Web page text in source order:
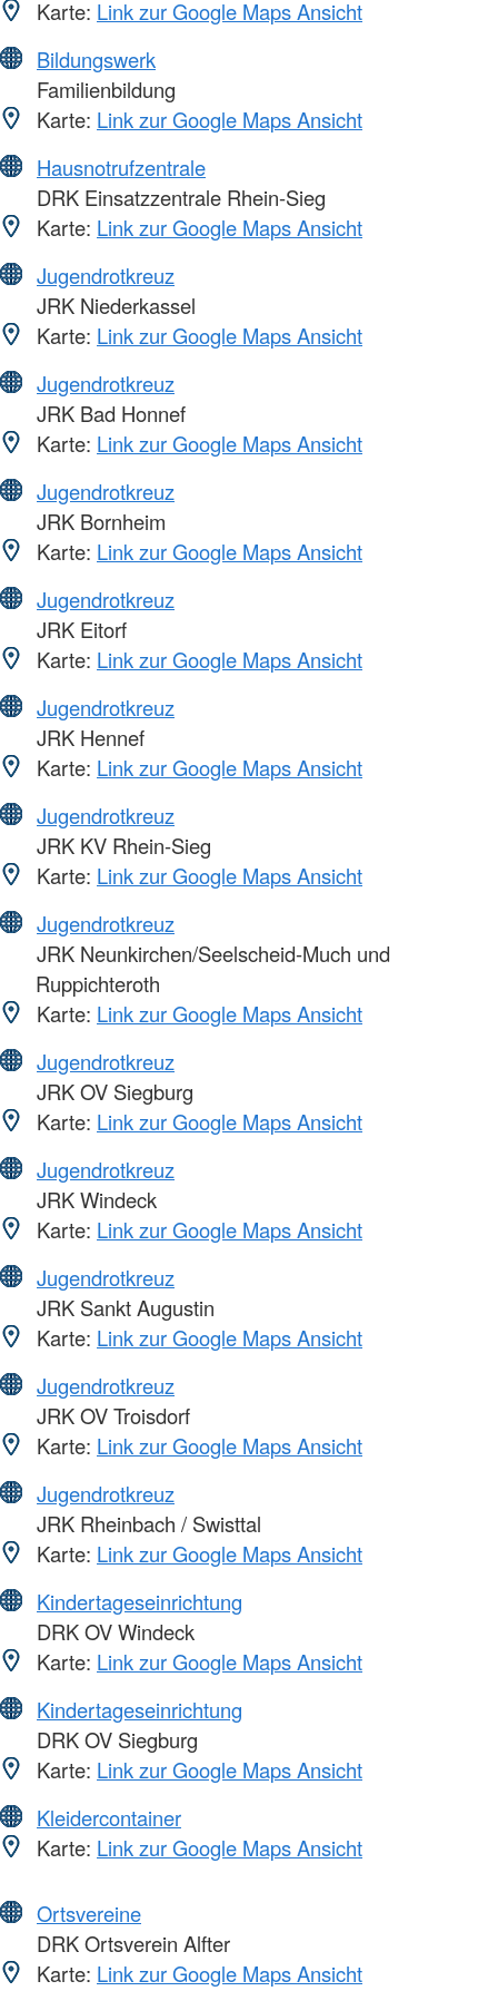
Karte: Link zur Google Maps Ansicht
Bildungswerk
Familienbildung
Karte: Link zur Google Maps Ansicht
Hausnotrufzentrale
DRK Einsatzzentrale Rhein-Sieg
Karte: Link zur Google Maps Ansicht
Jugendrotkreuz
JRK Niederkassel
Karte: Link zur Google Maps Ansicht
Jugendrotkreuz
JRK Bad Honnef
Karte: Link zur Google Maps Ansicht
Jugendrotkreuz
JRK Bornheim
Karte: Link zur Google Maps Ansicht
Jugendrotkreuz
JRK Eitorf
Karte: Link zur Google Maps Ansicht
Jugendrotkreuz
JRK Hennef
Karte: Link zur Google Maps Ansicht
Jugendrotkreuz
JRK KV Rhein-Sieg
Karte: Link zur Google Maps Ansicht
Jugendrotkreuz
JRK Neunkirchen/Seelscheid-Much und
Ruppichteroth
Karte: Link zur Google Maps Ansicht
Jugendrotkreuz
JRK OV Siegburg
Karte: Link zur Google Maps Ansicht
Jugendrotkreuz
JRK Windeck
Karte: Link zur Google Maps Ansicht
Jugendrotkreuz
JRK Sankt Augustin
Karte: Link zur Google Maps Ansicht
Jugendrotkreuz
JRK OV Troisdorf
Karte: Link zur Google Maps Ansicht
Jugendrotkreuz
JRK Rheinbach / Swisttal
Karte: Link zur Google Maps Ansicht
Kindertageseinrichtung
DRK OV Windeck
Karte: Link zur Google Maps Ansicht
Kindertageseinrichtung
DRK OV Siegburg
Karte: Link zur Google Maps Ansicht
Kleidercontainer
Karte: Link zur Google Maps Ansicht
Ortsvereine
DRK Ortsverein Alfter
Karte: Link zur Google Maps Ansicht